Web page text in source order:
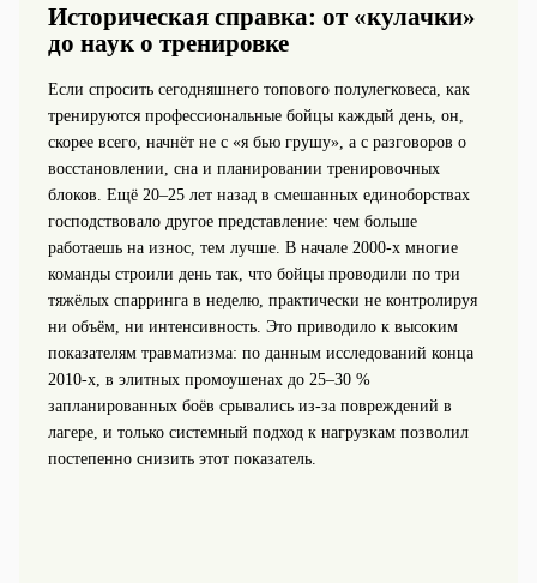
Историческая справка: от «кулачки»
до наук о тренировке
Если спросить сегодняшнего топового полулегковеса, как
тренируются профессиональные бойцы каждый день, он,
скорее всего, начнёт не с «я бью грушу», а с разговоров о
восстановлении, сна и планировании тренировочных
блоков. Ещё 20–25 лет назад в смешанных единоборствах
господствовало другое представление: чем больше
работаешь на износ, тем лучше. В начале 2000‑х многие
команды строили день так, что бойцы проводили по три
тяжёлых спарринга в неделю, практически не контролируя
ни объём, ни интенсивность. Это приводило к высоким
показателям травматизма: по данным исследований конца
2010‑х, в элитных промоушенах до 25–30 %
запланированных боёв срывались из‑за повреждений в
лагере, и только системный подход к нагрузкам позволил
постепенно снизить этот показатель.